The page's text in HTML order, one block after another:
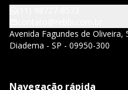
Avenida Fagundes de Oliveira,
Diadema - SP - 09950-300
Navegação rápida